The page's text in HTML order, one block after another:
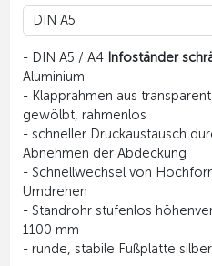
- DIN A5 / A4 Infoständer
Aluminium
- Klapprahmen aus
gewölbt, rahmenlos
- schneller Druckaustausch
Abnehmen der Abdeckung
- Schnellwechsel von
Umdrehen
- Standrohr stufenlos
1100 mm
- runde, stabile Fußplatte